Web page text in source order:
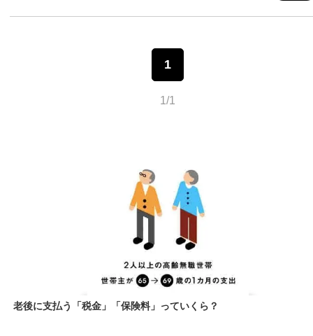
1
1/1
老後に支払う「税金」「保険料」っていくら？